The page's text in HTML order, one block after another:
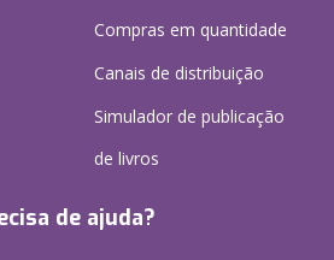
Compras em quantidade
Canais de distribuição
Simulador de publicação
de livros
de ajuda?